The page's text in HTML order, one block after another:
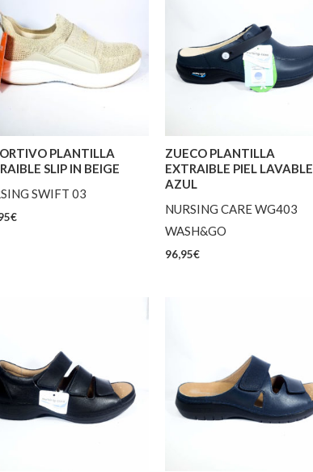
PLANTILLA
SLIP IN BEIGE
SWIFT 03
€
ZUECO PLANTILLA
EXTRAIBLE PIEL LAVABLE
AZUL
NURSING CARE WG403
WASH&GO
96,95€